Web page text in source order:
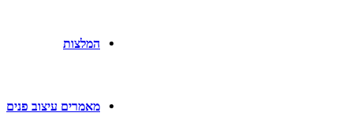
המלצות
מאמרים עיצוב פנים